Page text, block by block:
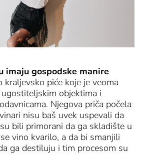
imaju gospodske manire
kraljevsko piće koje je veoma
objektima i
Njegova priča počela
nisu baš uvek uspevali da
bili primorani da ga skladište u
vino kvarilo, a da bi smanjili
ga destiluju i tim procesom su